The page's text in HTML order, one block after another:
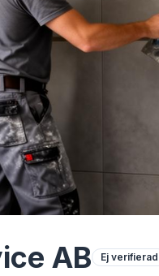
AB Ej verifierad